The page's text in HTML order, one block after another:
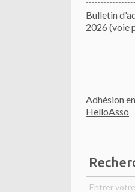
Bulletin
2026 (voie
Adhésion
HelloAsso